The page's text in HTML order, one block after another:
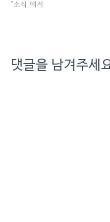
대표 연임 결정이 계속 늦춰
이사들 사이에서도 연임…
"소식"에서
댓글을 남겨주세